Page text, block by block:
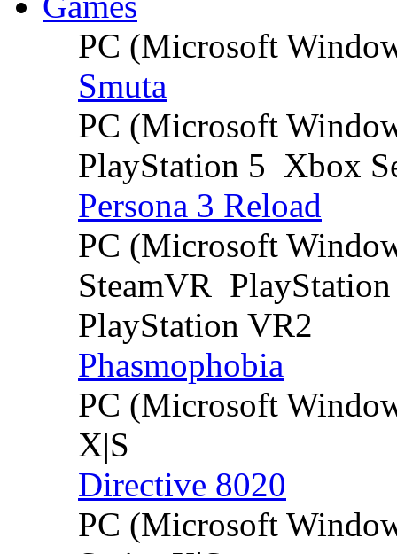
PC (Microsoft
Smuta
PC (Microsoft
PlayStation 5 Xbox
Persona 3 Reload
PC (Microsoft
SteamVR
PlayStation VR2
Phasmophobia
PC (Microsoft
X|S
Directive 8020
PC (Microsoft